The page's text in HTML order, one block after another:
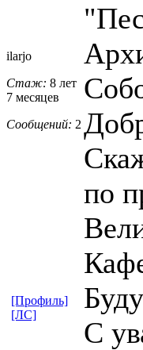
ilarjo
Стаж: 8 лет
7 месяцев
Сообщений: 2
по
С
[Профиль]
[ЛС]